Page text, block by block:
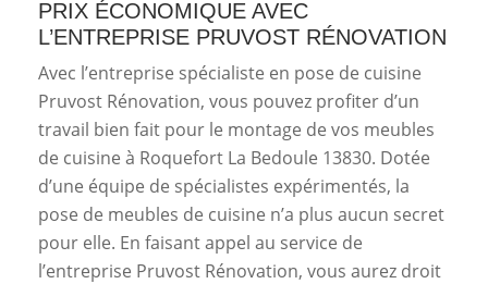
PRIX ÉCONOMIQUE AVEC
L’ENTREPRISE PRUVOST RÉNOVATION
Avec l’entreprise spécialiste en pose de cuisine
Pruvost Rénovation, vous pouvez profiter d’un
travail bien fait pour le montage de vos meubles
de cuisine à Roquefort La Bedoule 13830. Dotée
d’une équipe de spécialistes expérimentés, la
pose de meubles de cuisine n’a plus aucun secret
pour elle. En faisant appel au service de
l’entreprise Pruvost Rénovation, vous aurez droit